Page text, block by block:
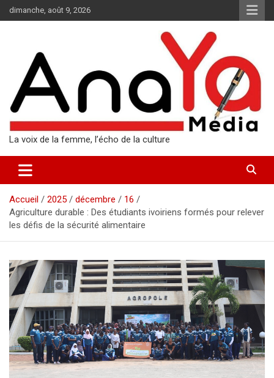
Aller
au
dimanche, août 9, 2026
La voix de la femme, l’écho de la culture
Accueil 2025 décembre
16
Agriculture durable : Des étudiants ivoiriens formés pour relever
les défis de la sécurité alimentaire